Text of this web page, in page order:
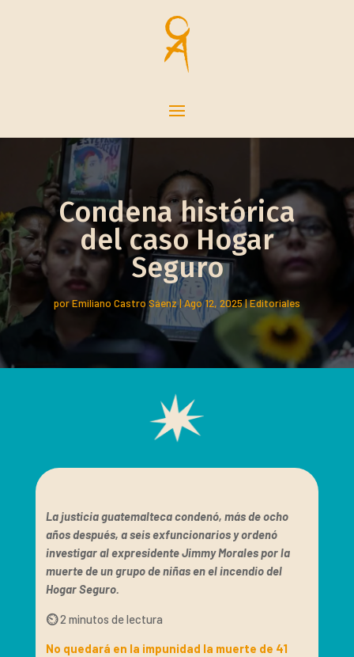
Condena histórica
del caso Hogar
Seguro
porEmiliano Castro Sáenz|Ago 12, 2025|Editoriales
La justicia guatemalteca condenó, más de ocho
años después, a seis exfuncionarios y ordenó
investigar al expresidente Jimmy Morales por la
muerte de un grupo de niñas en el incendio del
Hogar Seguro.
⏲️2 minutos de lectura
No quedará en la impunidad la muerte de 41